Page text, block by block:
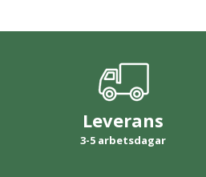
Leverans
3-5 arbetsdagar